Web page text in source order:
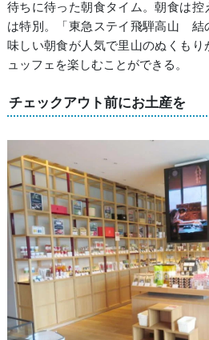
待ちに待った朝食タイム。朝食は
は特別。「東急ステイ飛騨高山 結
味しい朝食が人気で里山のぬくも
ュッフェを楽しむことができる。
チェックアウト前にお土産を